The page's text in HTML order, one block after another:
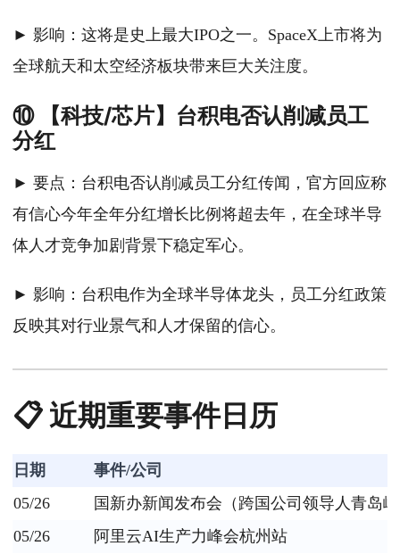
► 影响：这将是史上最大IPO之一。SpaceX上市将为
全球航天和太空经济板块带来巨大关注度。
⑩ 【科技/芯片】台积电否认削减员工
分红
► 要点：台积电否认削减员工分红传闻，官方回应称
有信心今年全年分红增长比例将超去年，在全球半导
体人才竞争加剧背景下稳定军心。
► 影响：台积电作为全球半导体龙头，员工分红政策
反映其对行业景气和人才保留的信心。
📋 近期重要事件日历
日期
事件/公司
05/26
国新办新闻发布会（跨国公司领导人青岛
05/26
阿里云AI生产力峰会杭州站